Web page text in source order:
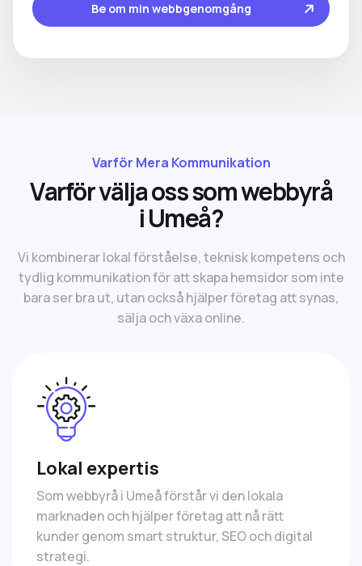
Be om min webbgenomgång
Varför Mera Kommunikation
Varförväljaosssomwebbyrå
iUmeå?
Vi kombinerar lokal förståelse, teknisk kompetens och
tydlig kommunikation för att skapa hemsidor som inte
bara ser bra ut, utan också hjälper företag att synas,
sälja och växa online.
Lokal expertis
Som webbyrå i Umeå förstår vi den lokala
marknaden och hjälper företag att nå rätt
kunder genom smart struktur, SEO och digital
strategi.